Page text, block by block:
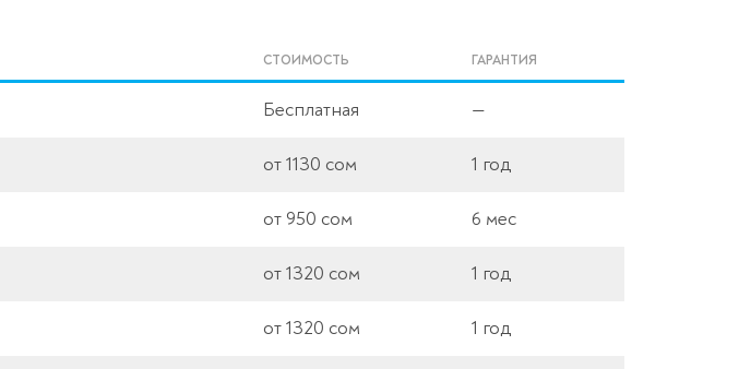
СТОИМОСТЬ ГАРАНТИЯ
Бесплатная —
от 1130 сом 1 год
от 950 сом 6 мес
от 1320 сом 1 год
от 1320 сом 1 год